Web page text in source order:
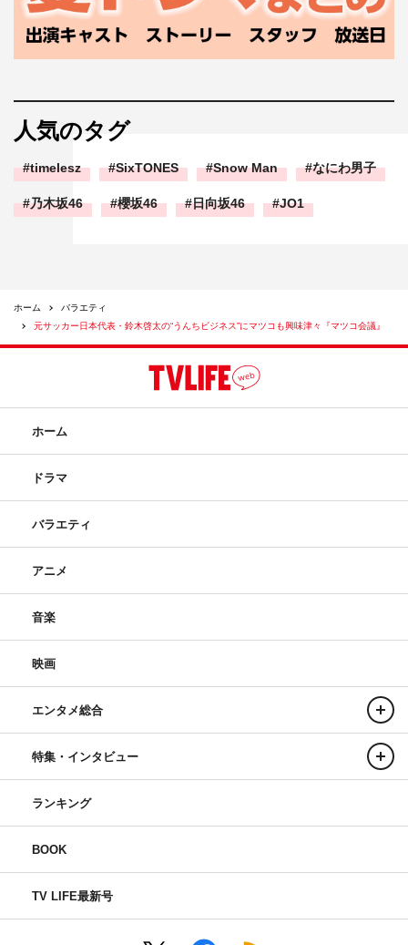
人気のタグ
timelesz SixTONES Snow Man なにわ男子
乃木坂46 櫻坂46 日向坂46 JO1
ホーム
バラエティ
元サッカー日本代表・鈴木啓太の“うんちビジネス”にマツコも興味津々『マツコ会議』
ホーム
ドラマ
バラエティ
アニメ
音楽
映画
エンタメ総合
特集・インタビュー
ランキング
BOOK
TV LIFE最新号